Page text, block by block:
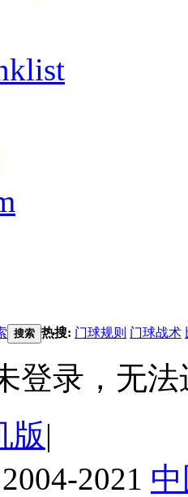
搜索 热搜: 门球规则 门球战术
登录，无
版|
2021